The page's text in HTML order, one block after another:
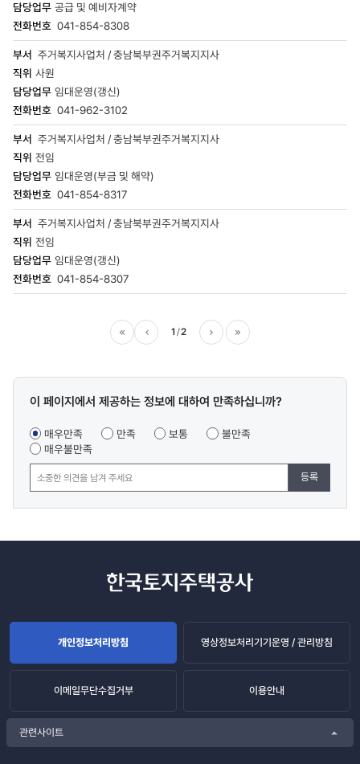
공급 및 예비자계약
041-854-8308
주거복지사업처 / 충남북부권주거복지지사
사원
임대운영(갱신)
041-962-3102
주거복지사업처 / 충남북부권주거복지지사
전임
임대운영(부금 및 해약)
041-854-8317
주거복지사업처 / 충남북부권주거복지지사
전임
임대운영(갱신)
041-854-8307
1 2
콘텐츠
조사
이 페이지에서 제공하는 정보에 대하여 만족하십니까?
매우만족 만족 보통
불만족
매우불만족
등록
개인정보처리방침 영상정보처리기기운영 / 관리방침
이메일무단수집거부 이용안내
관련사이트